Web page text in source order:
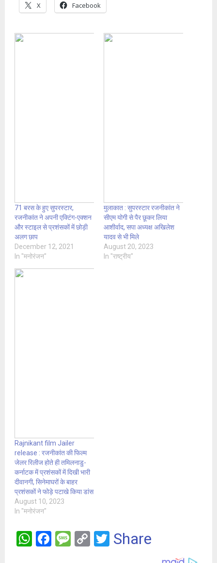
X Facebook
71 बरस के हुए सुपरस्टार,
रजनीकांत ने अपनी एक्टिंग-एक्शन
और स्टाइल से प्रशंसकों में छोड़ी
अलग छाप
December 12, 2021
In "मनोरंजन"
मुलाकात : सुपरस्टार रजनीकांत ने
सीएम योगी से पैर छूकर लिया
आशीर्वाद, सपा अध्यक्ष अखिलेश
यादव से भी मिले
August 20, 2023
In "राष्ट्रीय"
Rajnikant film Jailer
release : रजनीकांत की फिल्म
जेलर रिलीज होते ही तमिलनाडु-
कर्नाटक में प्रशंसकों में दिखी भारी
दीवानगी, सिनेमाघरों के बाहर
प्रशंसकों ने फोड़े पटाखे किया डांस
August 10, 2023
In "मनोरंजन"
W
F
M
C
T
Share